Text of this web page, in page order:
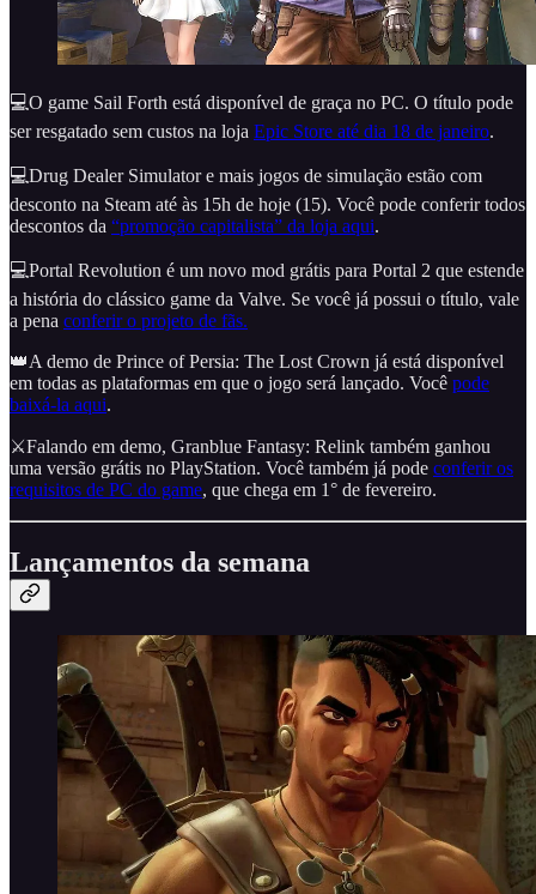
💻O game Sail Forth está disponível de graça no PC. O título pode
ser resgatado sem custos na loja Epic Store até dia 18 de janeiro.
💻Drug Dealer Simulator e mais jogos de simulação estão com
desconto na Steam até às 15h de hoje (15). Você pode conferir todos
descontos da “promoção capitalista” da loja aqui.
💻Portal Revolution é um novo mod grátis para Portal 2 que estende
a história do clássico game da Valve. Se você já possui o título, vale
a pena conferir o projeto de fãs.
👑A demo de Prince of Persia: The Lost Crown já está disponível
em todas as plataformas em que o jogo será lançado. Você pode
baixá-la aqui.
⚔️Falando em demo, Granblue Fantasy: Relink também ganhou
uma versão grátis no PlayStation. Você também já pode conferir os
requisitos de PC do game, que chega em 1° de fevereiro.
Lançamentos da semana